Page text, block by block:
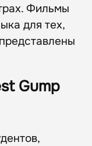
Фильмы
для тех,
Gump